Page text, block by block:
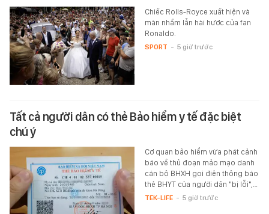
Chiếc Rolls-Royce xuất hiện và
màn nhầm lẫn hài hước của fan
Ronaldo.
SPORT - 5 giờ trước
Tất cả người dân có thẻ Bảo hiểm y tế đặc biệt
chú ý
Cơ quan bảo hiểm vừa phát cảnh
báo về thủ đoạn mảo mạo danh
cán bộ BHXH gọi điện thông báo
thẻ BHYT của người dân "bị lỗi",…
TEK-LIFE - 5 giờ trước